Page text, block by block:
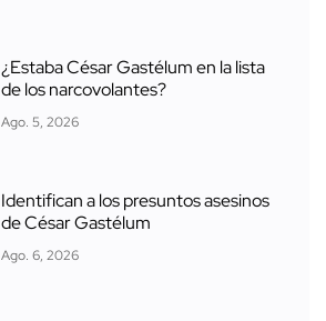
¿Estaba César Gastélum en la lista
de los narcovolantes?
Ago. 5, 2026
Identifican a los presuntos asesinos
de César Gastélum
Ago. 6, 2026